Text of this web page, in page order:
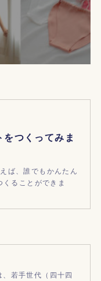
つくってみま
ば、誰でもかんたん
ることができま
若手世代（四十四